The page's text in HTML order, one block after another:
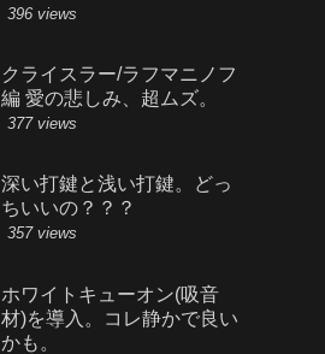
396 views
クライスラー/ラフマニノフ
編 愛の悲しみ、超ムズ。
377 views
深い打鍵と浅い打鍵。どっ
ちいいの？？？
357 views
ホワイトキューオン(吸音
材)を導入。コレ静かで良い
かも。